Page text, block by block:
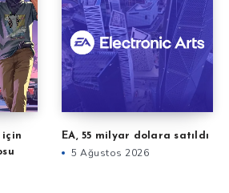
için
EA, 55 milyar dolara satıldı
5 Ağustos 2026